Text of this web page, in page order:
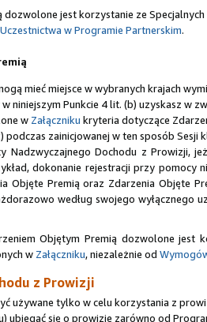
jest korzystanie ze
w Programie Partnerskim.
mieć miejsce w wybranych krajach
niniejszym Punkcie 4 lit. (b) uzyskasz w
w Załączniku kryteria dotyczące
podczas zainicjowanej w ten sposób
Nadzwyczajnego Dochodu z Prowizji,
dokonanie rejestracji przy
Objęte Premią oraz Zdarzenia Objęte
według swojego wyłącznego
Objętym Premią dozwolone jest
w Załączniku, niezależnie od
z Prowizji
używane tylko w celu korzystania z
ubiegać się o prowizje zarówno od